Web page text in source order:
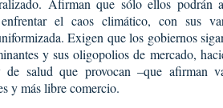
Afirman que sólo ellos podrán
el caos climático, con sus
Exigen que los gobiernos
y sus oligopolios de mercado,
de salud que provocan –que afirman
y más libre comercio.